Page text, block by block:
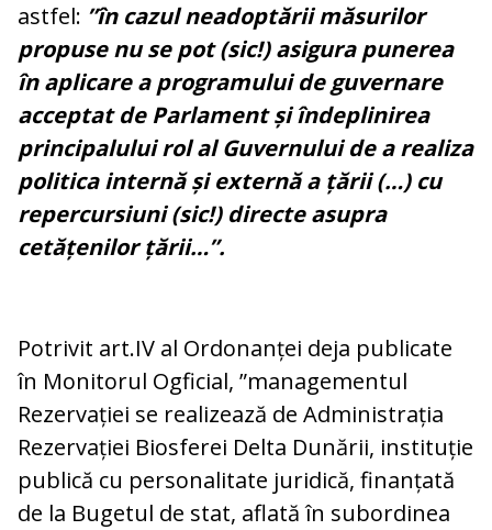
astfel: ”în cazul neadoptării măsurilor
propuse nu se pot (sic!) asigura punerea
în aplicare a programului de guvernare
acceptat de Parlament și îndeplinirea
principalului rol al Guvernului de a realiza
politica internă și externă a țării (…) cu
repercursiuni (sic!) directe asupra
cetățenilor țării…”.
Potrivit art.IV al Ordonanței deja publicate
în Monitorul Ogficial, ”managementul
Rezervației se realizează de Administrația
Rezervației Biosferei Delta Dunării, instituție
publică cu personalitate juridică, finanțată
de la Bugetul de stat, aflată în subordinea